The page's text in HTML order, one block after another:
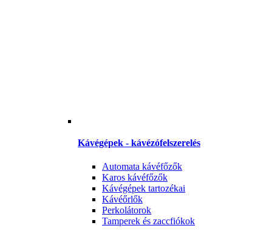
Kávégépek - kávézófelszerelés
Automata kávéfőzők
Karos kávéfőzők
Kávégépek tartozékai
Kávéőrlők
Perkolátorok
Tamperek és zaccfiókok